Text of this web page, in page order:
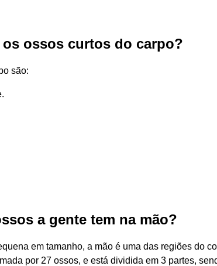
os ossos curtos do carpo?
são:
a gente tem na mão?
em tamanho, a mão é uma das regiões do
por 27 ossos, e está dividida em 3 partes,